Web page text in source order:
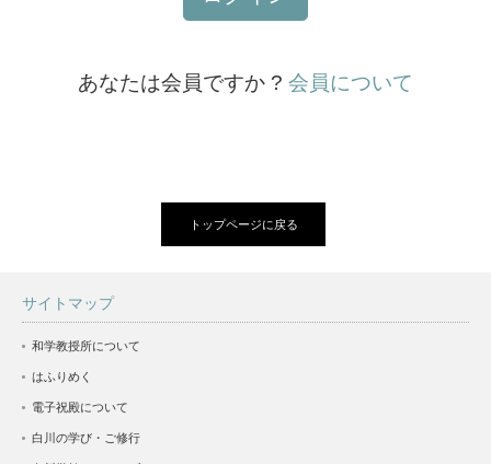
あなたは会員ですか ? 会員について
トップページに戻る
サイトマップ
和学教授所について
はふりめく
電子祝殿について
白川の学び・ご修行